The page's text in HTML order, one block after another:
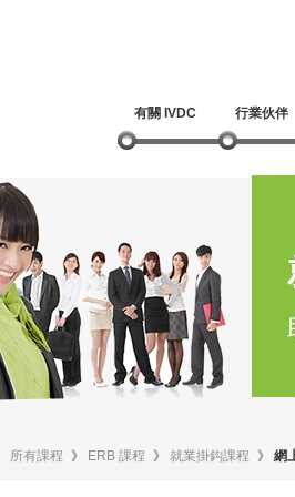
有關 IVDC 行業伙伴
所有課程 》 ERB 課程 》 就業掛鈎課程 》 網